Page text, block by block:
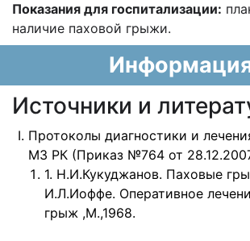
Показания для госпитализации:
наличие паховой грыжи.
Источники и
Протоколы диагностики и
МЗ РК (Приказ №764 от
1. Н.И.Кукуджанов. Паховые
И.Л.Иоффе. Оперативное
грыж ,М.,1968.